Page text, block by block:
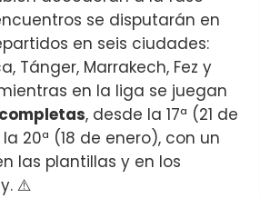
se disputarán en
en seis ciudades:
Tánger, Marrakech, Fez y
en la liga se juegan
, desde la 17ª (21 de
20ª (18 de enero), con un
las plantillas y en los
⚠️